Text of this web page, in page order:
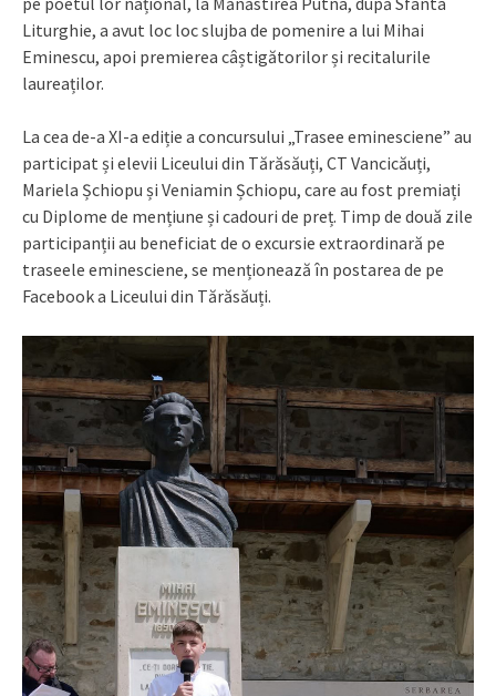
Liturghie, a avut loc loc slujba de pomenire a lui Mihai
Eminescu, apoi premierea câștigătorilor și recitalurile
laureaților.
La cea de-a XI-a ediție a concursului „Trasee eminesciene” au
participat și elevii Liceului din Tărăsăuți, CT Vancicăuți,
Mariela Șchiopu și Veniamin Șchiopu, care au fost premiați
cu Diplome de mențiune și cadouri de preț. Timp de două zile
participanții au beneficiat de o excursie extraordinară pe
traseele eminesciene, se menționează în postarea de pe
Facebook a Liceului din Tărăsăuți.